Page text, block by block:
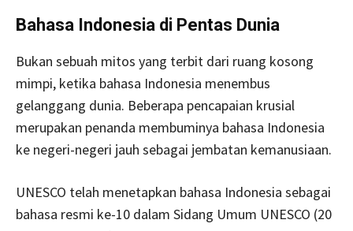
Bahasa Indonesia di Pentas Dunia
Bukan sebuah mitos yang terbit dari ruang kosong
mimpi, ketika bahasa Indonesia menembus
gelanggang dunia. Beberapa pencapaian krusial
merupakan penanda membuminya bahasa Indonesia
ke negeri-negeri jauh sebagai jembatan kemanusiaan.
UNESCO telah menetapkan bahasa Indonesia sebagai
bahasa resmi ke-10 dalam Sidang Umum UNESCO (20